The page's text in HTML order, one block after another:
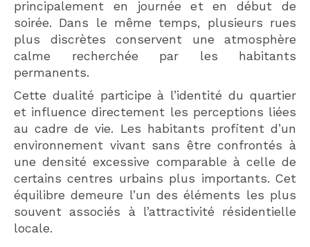
principalement en journée et en début de
soirée. Dans le même temps, plusieurs rues
plus discrètes conservent une atmosphère
calme recherchée par les habitants
permanents.
Cette dualité participe à l’identité du quartier
et influence directement les perceptions liées
au cadre de vie. Les habitants profitent d’un
environnement vivant sans être confrontés à
une densité excessive comparable à celle de
certains centres urbains plus importants. Cet
équilibre demeure l’un des éléments les plus
souvent associés à l’attractivité résidentielle
locale.